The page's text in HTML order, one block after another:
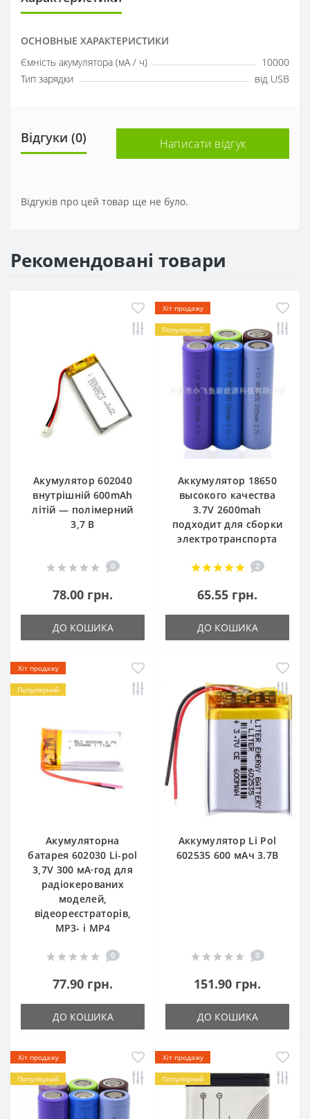
ОСНОВНЫЕ ХАРАКТЕРИСТИКИ
Ємність акумулятора (мА / ч)
10000
Тип зарядки
від USB
Відгуки (0) Написати відгук
Відгуків про цей товар ще не було.
Рекомендовані товари
Акумулятор 602040
внутрішній 600mAh
літій — полімерний
3,7 В
0
78.00 грн.
ДО КОШИКА
Хіт продажу
Популярний
Аккумулятор 18650
высокого качества
3.7V 2600mah
подходит для сборки
электротранспорта
2
65.55 грн.
ДО КОШИКА
Хіт продажу
Популярний
Акумуляторна
батарея 602030 Li-pol
3,7V 300 мА·год для
радіокерованих
моделей,
відеореєстраторів,
MP3- і MP4
0
77.90 грн.
ДО КОШИКА
Аккумулятор Li Pol
602535 600 мАч 3.7В
0
151.90 грн.
ДО КОШИКА
Хіт продажу
Популярний
Хіт продажу
Популярний